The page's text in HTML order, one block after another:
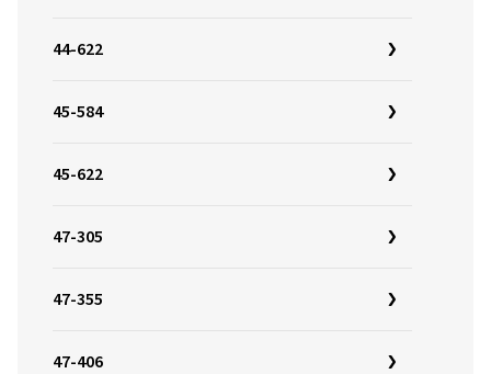
44-622
45-584
45-622
47-305
47-355
47-406